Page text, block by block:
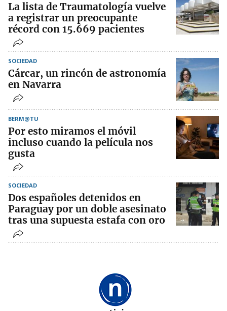
La lista de Traumatología vuelve
a registrar un preocupante
récord con 15.669 pacientes
SOCIEDAD
Cárcar, un rincón de astronomía
en Navarra
BERM@TU
Por esto miramos el móvil
incluso cuando la película nos
gusta
SOCIEDAD
Dos españoles detenidos en
Paraguay por un doble asesinato
tras una supuesta estafa con oro